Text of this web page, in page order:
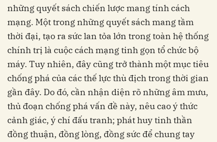
những quyết sách chiến lược mang tính cách
mạng. Một trong những quyết sách mang tầm
thời đại, tạo ra sức lan tỏa lớn trong toàn hệ thống
chính trị là cuộc cách mạng tinh gọn tổ chức bộ
máy. Tuy nhiên, đây cũng trở thành một mục tiêu
chống phá của các thế lực thù địch trong thời gian
gần đây. Do đó, cần nhận diện rõ những âm mưu,
thủ đoạn chống phá vấn đề này, nêu cao ý thức
cảnh giác, ý chí đấu tranh; phát huy tinh thần
đồng thuận, đồng lòng, đồng sức để chung tay